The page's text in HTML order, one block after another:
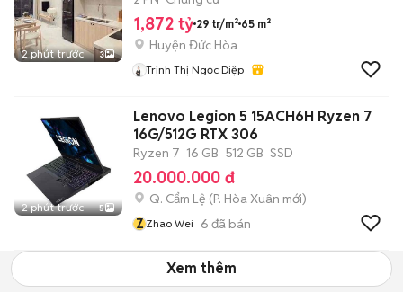
2 phút trước 3
1,872 tỷ 29 tr/m² 65 m²
Huyện Đức Hòa
Trịnh Thị Ngọc Diệp
2 phút trước 5
Lenovo Legion 5 15ACH6H Ryzen 7
16G/512G RTX 306
Ryzen 7 16 GB 512 GB SSD
20.000.000 đ
Q. Cẩm Lệ (P. Hòa Xuân mới)
ZZhao Wei 6 đã bán
Xem thêm